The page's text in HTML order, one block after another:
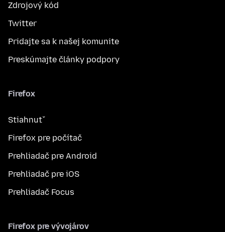
Zdrojový kód
Twitter
Pridajte sa k našej komunite
Preskúmajte články podpory
Firefox
Stiahnuť
Firefox pre počítač
Prehliadač pre Android
Prehliadač pre iOS
Prehliadač Focus
Firefox pre vývojárov